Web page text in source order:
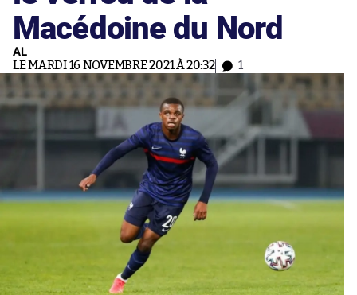
Macédoine du Nord
AL
LE MARDI 16 NOVEMBRE 2021 À 20:32 1